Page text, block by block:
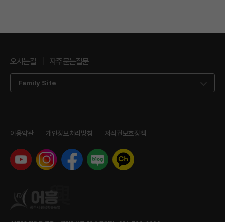
오시는길 자주묻는질문
Family Site
이용약관 개인정보처리방침 저작권보호정책
유튜브 인스타그램 페이스북 네이버 블로그카카오톡 채널